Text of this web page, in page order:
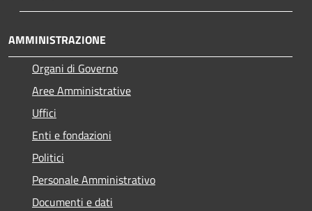
AMMINISTRAZIONE
Organi di Governo
Aree Amministrative
Uffici
Enti e fondazioni
Politici
Personale Amministrativo
Documenti e dati